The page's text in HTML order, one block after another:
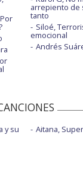
arrepiento de
tanto
Siloé,
emocional
Andrés
y su Aitana,